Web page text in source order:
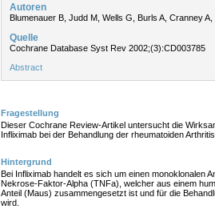
Autoren
Blumenauer B, Judd M, Wells G, Burls A, Cranney
Quelle
Cochrane Database Syst Rev 2002;(3):CD003785
Abstract
Fragestellung
Dieser Cochrane Review-Artikel untersucht die
Infliximab bei der Behandlung der rheumatoiden
Hintergrund
Bei Infliximab handelt es sich um einen monoklonalen
Nekrose-Faktor-Alpha (TNFa), welcher aus einem
Anteil (Maus) zusammengesetzt ist und für die
wird.